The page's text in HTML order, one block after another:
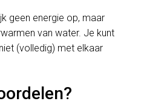
geen energie op, maar
van water. Je kunt
(volledig) met elkaar